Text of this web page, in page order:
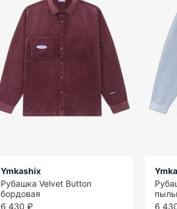
Ymkashix
Рубашка Velvet Button
бордовая
6 430 ₽
6